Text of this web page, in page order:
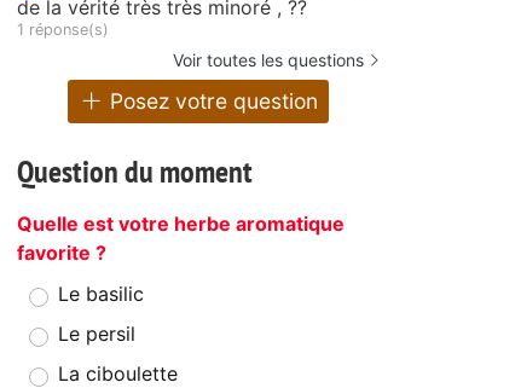
de la vérité très très minoré , ??
1 réponse(s)
Voir toutes les questions
Posez votre question
Question du moment
Quelle est votre herbe aromatique
favorite ?
Le basilic
Le persil
La ciboulette